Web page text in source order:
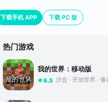
下载手机 APP 下载 PC 版
热门游戏
我的世界：移动版
6.5 沙盒 开放世界 像